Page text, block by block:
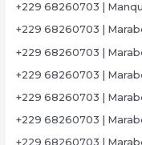
+229 68260703 |
+229 68260703 |
+229 68260703 |
+229 68260703 |
+229 68260703 |
+229 68260703 |
+229 68260703 |